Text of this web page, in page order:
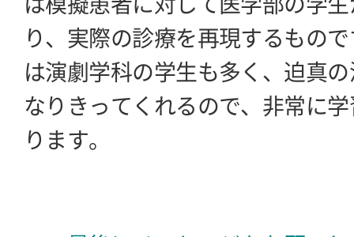
り、実際の診療を再現するもの
は演劇学科の学生も多く、迫真
なりきってくれるので、非常に
ります。